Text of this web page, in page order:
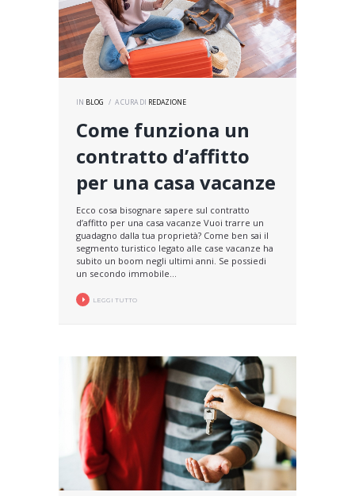
IN BLOG A CURA DI REDAZIONE
Come funziona un
contratto d’affitto
per una casa vacanze
Ecco cosa bisognare sapere sul contratto
d’affitto per una casa vacanze Vuoi trarre un
guadagno dalla tua proprietà? Come ben sai il
segmento turistico legato alle case vacanze ha
subito un boom negli ultimi anni. Se possiedi
un secondo immobile...
LEGGI TUTTO